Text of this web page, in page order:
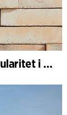
MIX: När tradition möter cirkularitet i arkitekturen